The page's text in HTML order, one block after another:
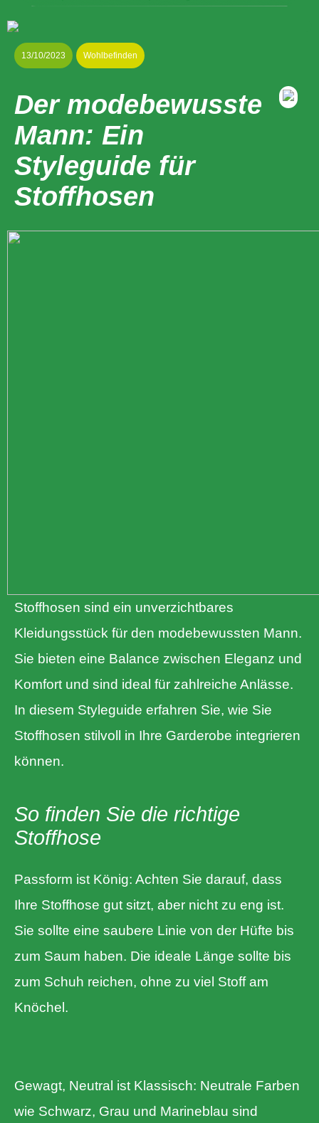
13/10/2023 Wohlbefinden
Der modebewusste
Mann: Ein
Styleguide für
Stoffhosen
Stoffhosen sind ein unverzichtbares
Kleidungsstück für den modebewussten Mann.
Sie bieten eine Balance zwischen Eleganz und
Komfort und sind ideal für zahlreiche Anlässe.
In diesem Styleguide erfahren Sie, wie Sie
Stoffhosen stilvoll in Ihre Garderobe integrieren
können.
So finden Sie die richtige
Stoffhose
Passform ist König: Achten Sie darauf, dass
Ihre Stoffhose gut sitzt, aber nicht zu eng ist.
Sie sollte eine saubere Linie von der Hüfte bis
zum Saum haben. Die ideale Länge sollte bis
zum Schuh reichen, ohne zu viel Stoff am
Knöchel.
Gewagt, Neutral ist Klassisch: Neutrale Farben
wie Schwarz, Grau und Marineblau sind